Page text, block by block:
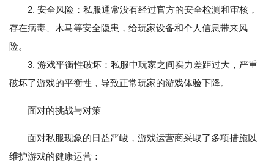
2. 安全风险：私服通常没有经过官方的安全检测和审核，
存在病毒、木马等安全隐患，给玩家设备和个人信息带来风
险。
3. 游戏平衡性破坏：私服中玩家之间实力差距过大，严重
破坏了游戏的平衡性，导致正常玩家的游戏体验下降。
面对的挑战与对策
面对私服现象的日益严峻，游戏运营商采取了多项措施以
维护游戏的健康运营：